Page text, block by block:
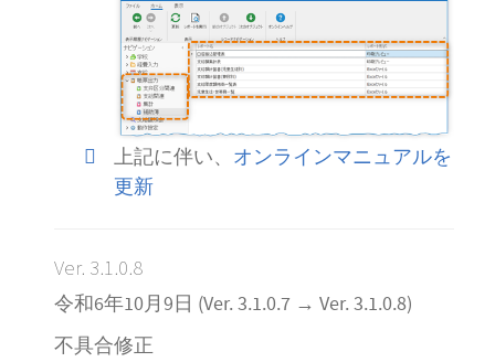
上記に伴い、 オンラインマニュアルを
更新
Ver. 3.1.0.8
令和6年10月9日 (Ver. 3.1.0.7 → Ver. 3.1.0.8)
不具合修正